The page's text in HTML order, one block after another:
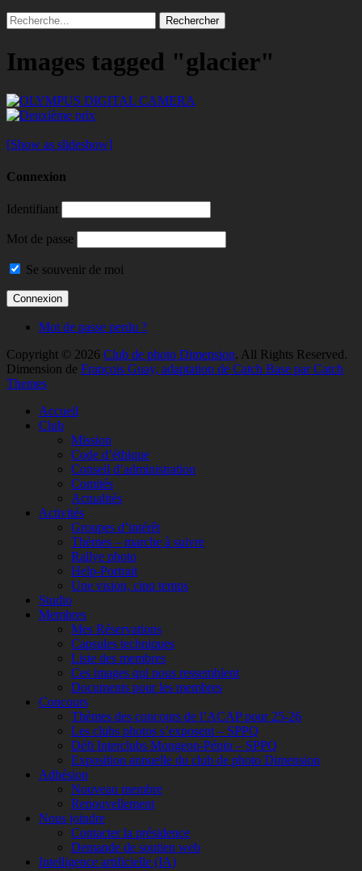
Recherche
Rechercher :
Images tagged "glacier"
[Show as slideshow]
Connexion
Identifiant
Mot de passe
Se souvenir de moi
Mot de passe perdu ?
Copyright © 2026 Club de photo Dimension. All Rights Reserved.
Dimension de François Guay, adaptation de Catch Base par Catch
Themes
remonterAccueil
Club
Mission
Code d’éthique
Conseil d’administration
Comités
Actualités
Activités
Groupes d’intérêt
Thèmes – marche à suivre
Rallye photo
Help-Portrait
Une vision, cinq temps
Studio
Membres
Mes Réservations
Capsules techniques
Liste des membres
Ces images qui nous ressemblent
Documents pour les membres
Concours
Thèmes des concours de l’ACAP pour 25-26
Les clubs photos s’exposent – SPPQ
Défi Interclubs Mongeon-Pépin – SPPQ
Exposition annuelle du club de photo Dimension
Adhésion
Nouveau membre
Renouvellement
Nous joindre
Contacter la présidence
Demande de soutien web
Intelligence artificielle (IA)